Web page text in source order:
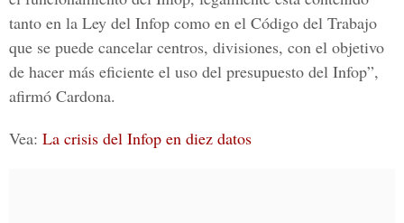
tanto en la Ley del Infop como en el Código del Trabajo
que se puede cancelar centros, divisiones, con el objetivo
de hacer más eficiente el uso del presupuesto del Infop”,
afirmó Cardona.
Vea: La crisis del Infop en diez datos